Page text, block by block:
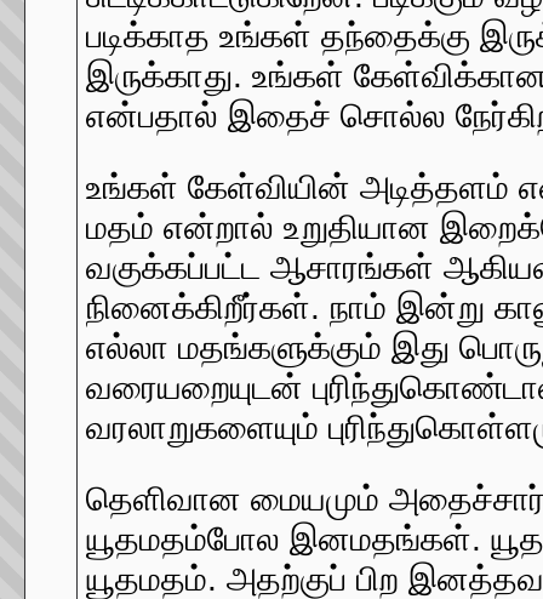
படிக்காத உங்கள் தந்தைக்கு
இருக்காது. உங்கள்
என்பதால் இதைச் சொல்ல
உங்கள் கேள்வியின் அடித்தளம்
மதம் என்றால் உறுதியான
வகுக்கப்பட்ட ஆசாரங்கள்
நினைக்கிறீர்கள். நாம் இன்று
எல்லா மதங்களுக்கும் இது
வரையறையுடன்
வரலாறுகளையும்
தெளிவான மையமும்
யூதமதம்போல இனமதங்கள்.
யூதமதம். அதற்குப் பிற